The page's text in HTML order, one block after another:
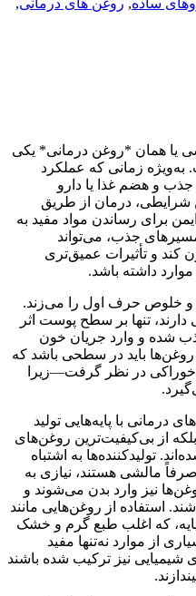
یا همان *روغن درمانی* یکی
زمانی که عملکرد
و هضم غذا یا دارو
درمان از طریق
برای رساندن مواد مفید به
جذب، می‌تواند
کند و تأثیرات عمیق‌تری
داشته باشد.
و خلوص حرف اول را می‌زند.
تنها بر سطح پوست اثر
شده و وارد جریان خون
باید در سطحی باشد که
خوراکی در نظر گرفت—زیرا
درمانی با پایه‌هایی تولید
از بی‌کیفیت‌ترین روغن‌های
تولیدکننده‌ها به اشتباه
مالشی هستند، نیازی به
نیز وارد بدن می‌شوند و
استفاده از روغن‌هایی مانند
پایه، که اغلب طبع گرم و خشک
از موارد نه‌تنها مفید
نیز ترکیب شده باشند